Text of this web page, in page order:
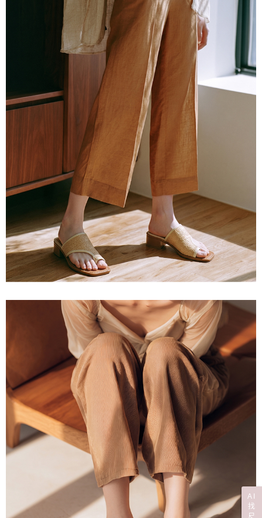
AI
找
尺